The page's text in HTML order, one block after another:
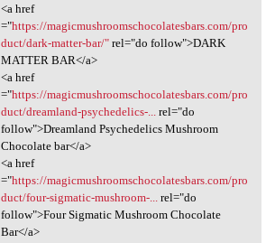
<a href
="https://magicmushroomschocolatesbars.com/pro
duct/dark-matter-bar/"rel="do follow">DARK
MATTER BAR</a>
<a href
="https://magicmushroomschocolatesbars.com/pro
duct/dreamland-psychedelics-...
rel="do
follow">Dreamland Psychedelics Mushroom
Chocolate bar</a>
<a href
="https://magicmushroomschocolatesbars.com/pro
duct/four-sigmatic-mushroom-...
rel="do
follow">Four Sigmatic Mushroom Chocolate
Bar</a>